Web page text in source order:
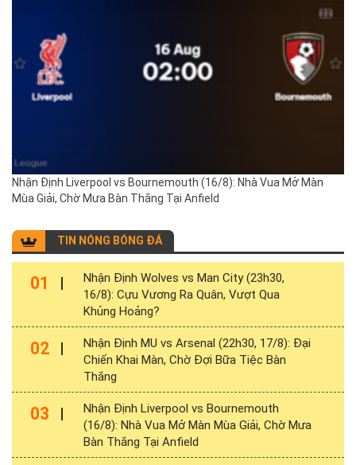
Nhận Định Liverpool vs Bournemouth (16/8): Nhà Vua Mở Màn
Mùa Giải, Chờ Mưa Bàn Thắng Tại Anfield
TIN NÓNG BÓNG ĐÁ
01
Nhận Định Wolves vs Man City (23h30,
16/8): Cựu Vương Ra Quân, Vượt Qua
Khủng Hoảng?
02
Nhận Định MU vs Arsenal (22h30, 17/8): Đại
Chiến Khai Màn, Chờ Đợi Bữa Tiệc Bàn
Thắng
03
Nhận Định Liverpool vs Bournemouth
(16/8): Nhà Vua Mở Màn Mùa Giải, Chờ Mưa
Bàn Thắng Tại Anfield